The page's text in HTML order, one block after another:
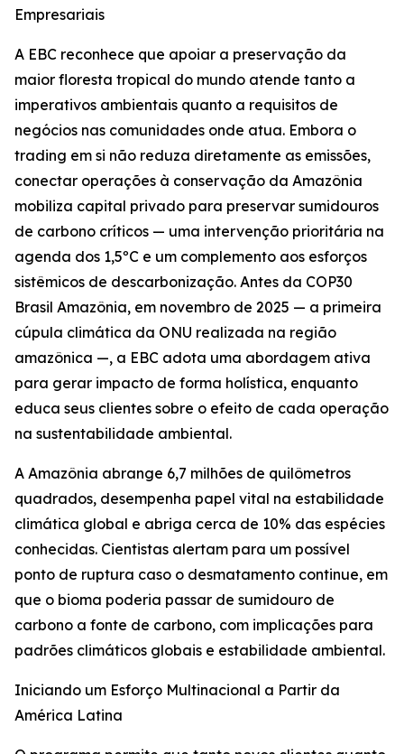
Empresariais
A EBC reconhece que apoiar a preservação da
maior floresta tropical do mundo atende tanto a
imperativos ambientais quanto a requisitos de
negócios nas comunidades onde atua. Embora o
trading em si não reduza diretamente as emissões,
conectar operações à conservação da Amazônia
mobiliza capital privado para preservar sumidouros
de carbono críticos — uma intervenção prioritária na
agenda dos 1,5ºC e um complemento aos esforços
sistêmicos de descarbonização. Antes da COP30
Brasil Amazônia, em novembro de 2025 — a primeira
cúpula climática da ONU realizada na região
amazônica —, a EBC adota uma abordagem ativa
para gerar impacto de forma holística, enquanto
educa seus clientes sobre o efeito de cada operação
na sustentabilidade ambiental.
A Amazônia abrange 6,7 milhões de quilômetros
quadrados, desempenha papel vital na estabilidade
climática global e abriga cerca de 10% das espécies
conhecidas. Cientistas alertam para um possível
ponto de ruptura caso o desmatamento continue, em
que o bioma poderia passar de sumidouro de
carbono a fonte de carbono, com implicações para
padrões climáticos globais e estabilidade ambiental.
Iniciando um Esforço Multinacional a Partir da
América Latina